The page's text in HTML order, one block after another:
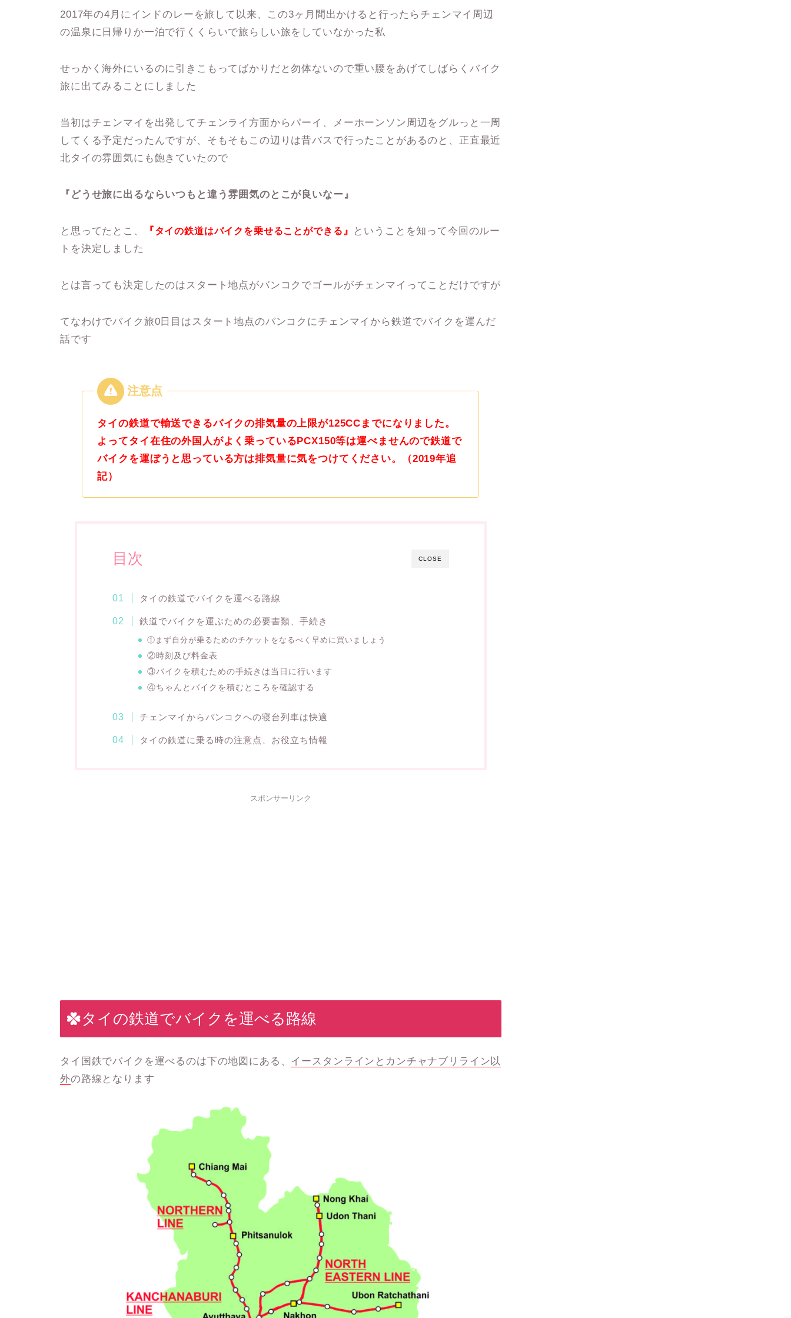
2017年の4月にインドのレーを旅して以来、この3ヶ月間出かけると行ったらチェンマイ周辺
の温泉に日帰りか一泊で行くくらいで旅らしい旅をしていなかった私
せっかく海外にいるのに引きこもってばかりだと勿体ないので重い腰をあげてしばらくバイク
旅に出てみることにしました
当初はチェンマイを出発してチェンライ方面からパーイ、メーホーンソン周辺をグルっと一周
してくる予定だったんですが、そもそもこの辺りは昔バスで行ったことがあるのと、正直最近
北タイの雰囲気にも飽きていたので
『どうせ旅に出るならいつもと違う雰囲気のとこが良いなー』
と思ってたとこ、 『 タイの鉄道はバイクを乗せることができる』
ということを知って今回のルー
トを決定しました
とは言っても決定したのはスタート地点がバンコクでゴールがチェンマイってことだけですが
てなわけでバイク旅0日目はスタート地点のバンコクにチェンマイから鉄道でバイクを運んだ
話です
タイの鉄道で輸送できるバイクの排気量の上限が125CCまでになりました。
よってタイ在住の外国人がよく乗っているPCX150等は運べませんので鉄道で
バイクを運ぼうと思っている方は排気量に気をつけてください。（2019年追
記）
CLOSE
目次
タイの鉄道でバイクを運べる路線
鉄道でバイクを運ぶための必要書類、手続き
①まず自分が乗るためのチケットをなるべく早めに買いましょう
②時刻及び料金表
③バイクを積むための手続きは当日に行います
④ちゃんとバイクを積むところを確認する
チェンマイからバンコクへの寝台列車は快適
タイの鉄道に乗る時の注意点、お役立ち情報
スポンサーリンク
タイの鉄道でバイクを運べる路線
タイ国鉄でバイクを運べるのは下の地図にある、 イースタンラインとカンチャナブリライン以
外の路線となります